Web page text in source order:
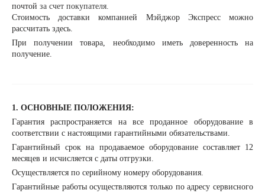
почтой за счет покупателя.
Стоимость доставки компанией Мэйджор Экспресс можно
рассчитать здесь.
При получении товара, необходимо иметь доверенность на
получение.
1. ОСНОВНЫЕ ПОЛОЖЕНИЯ:
Гарантия распространяется на все проданное оборудование в
соответствии с настоящими гарантийными обязательствами.
Гарантийный срок на продаваемое оборудование составляет 12
месяцев и исчисляется с даты отгрузки.
Осуществляется по серийному номеру оборудования.
Гарантийные работы осуществляются только по адресу сервисного